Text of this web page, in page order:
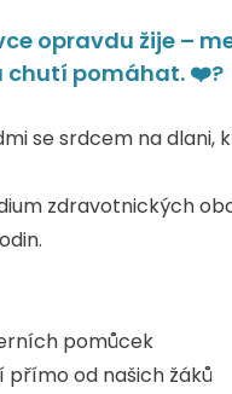
opravdu žije –
chutí pomáhat. ❤️‍?
se srdcem na dlani,
zdravotnických
pomůcek
přímo od našich žáků